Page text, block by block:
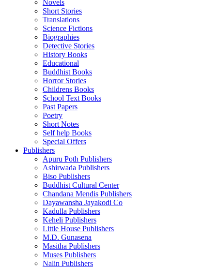
Novels
Short Stories
Translations
Science Fictions
Biographies
Detective Stories
History Books
Educational
Buddhist Books
Horror Stories
Childrens Books
School Text Books
Past Papers
Poetry
Short Notes
Self help Books
Special Offers
Publishers
Apuru Poth Publishers
Ashirwada Publishers
Biso Publishers
Buddhist Cultural Center
Chandana Mendis Publishers
Dayawansha Jayakodi Co
Kadulla Publishers
Keheli Publishers
Little House Publishers
M.D. Gunasena
Masitha Publishers
Muses Publishers
Nalin Publishers